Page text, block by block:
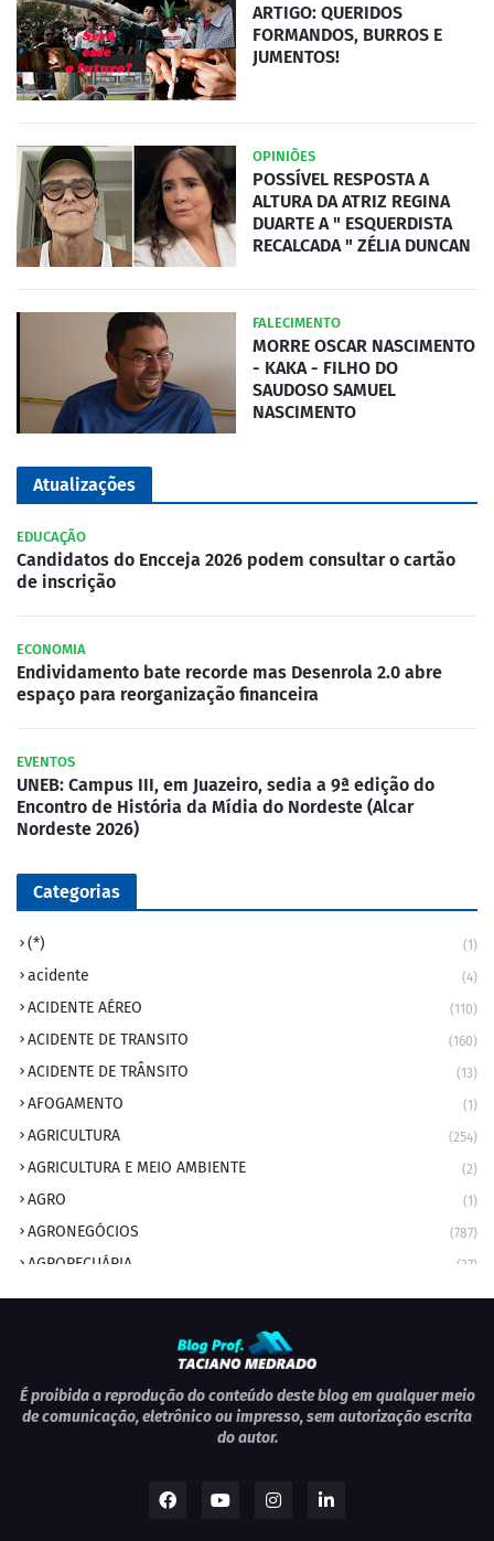
ARTIGO: QUERIDOS
FORMANDOS, BURROS E
JUMENTOS!
OPINIÕES
POSSÍVEL RESPOSTA A
ALTURA DA ATRIZ REGINA
DUARTE A " ESQUERDISTA
RECALCADA " ZÉLIA DUNCAN
FALECIMENTO
MORRE OSCAR NASCIMENTO
- KAKA - FILHO DO
SAUDOSO SAMUEL
NASCIMENTO
Atualizações
EDUCAÇÃO
Candidatos do Encceja 2026 podem consultar o cartão
de inscrição
ECONOMIA
Endividamento bate recorde mas Desenrola 2.0 abre
espaço para reorganização financeira
EVENTOS
UNEB: Campus III, em Juazeiro, sedia a 9ª edição do
Encontro de História da Mídia do Nordeste (Alcar
Nordeste 2026)
Categorias
(*) (1)
acidente (4)
ACIDENTE AÉREO (110)
ACIDENTE DE TRANSITO (160)
ACIDENTE DE TRÂNSITO (13)
AFOGAMENTO (1)
AGRICULTURA (254)
AGRICULTURA E MEIO AMBIENTE (2)
AGRO (1)
AGRONEGÓCIOS (787)
AGROPECUÁRIA (37)
AMBIENTE (9)
ANIVERSÁRIO DA CIDADE
ANIVERSÁRIOS (1)
APEXBRASIL (1)
É proibida a reprodução do conteúdo deste blog em qualquer meio
de comunicação, eletrônico ou impresso, sem autorização escrita
do autor.